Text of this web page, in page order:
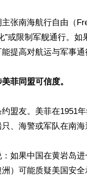
张南海航行自由（
”或限制军舰通行。
提高对航运与军事通
菲同盟可信度。
盟友。美菲在1951
、海警或军队在南海
如果中国在黄岩岛
）可能质疑美国安